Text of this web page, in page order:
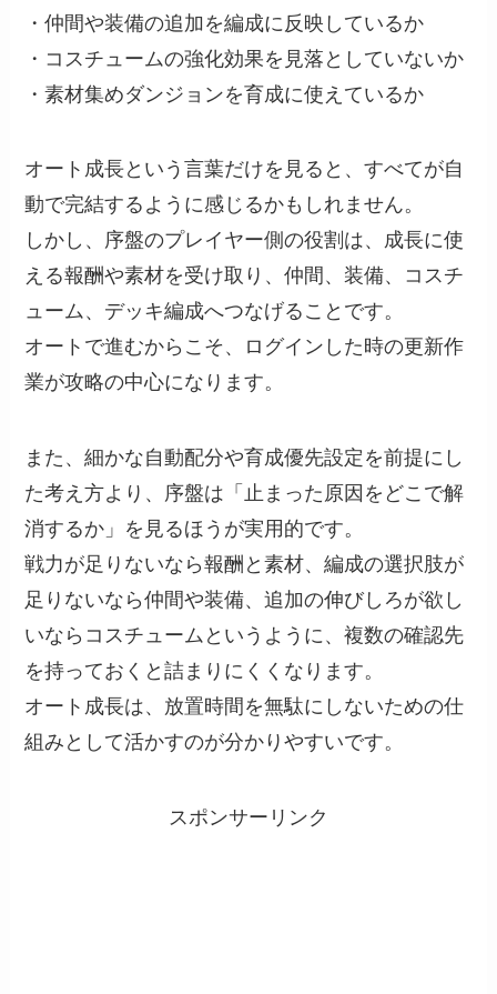
・仲間や装備の追加を編成に反映しているか
・コスチュームの強化効果を見落としていないか
・素材集めダンジョンを育成に使えているか
オート成長という言葉だけを見ると、すべてが自
動で完結するように感じるかもしれません。
しかし、序盤のプレイヤー側の役割は、成長に使
える報酬や素材を受け取り、仲間、装備、コスチ
ューム、デッキ編成へつなげることです。
オートで進むからこそ、ログインした時の更新作
業が攻略の中心になります。
また、細かな自動配分や育成優先設定を前提にし
た考え方より、序盤は「止まった原因をどこで解
消するか」を見るほうが実用的です。
戦力が足りないなら報酬と素材、編成の選択肢が
足りないなら仲間や装備、追加の伸びしろが欲し
いならコスチュームというように、複数の確認先
を持っておくと詰まりにくくなります。
オート成長は、放置時間を無駄にしないための仕
組みとして活かすのが分かりやすいです。
スポンサーリンク